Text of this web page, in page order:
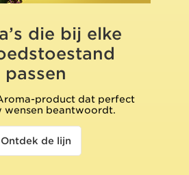
die bij elke
passen
product dat perfect
wensen beantwoordt.
Ontdek de lijn